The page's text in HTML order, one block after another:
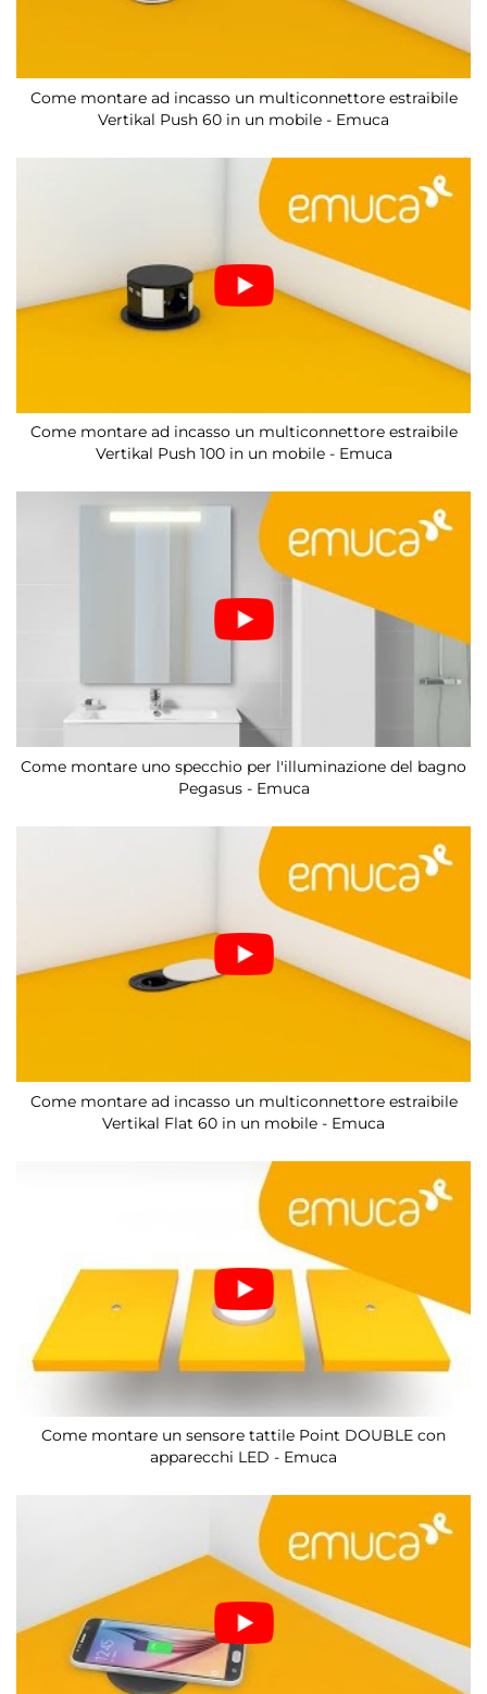
Come montare ad incasso un multiconnettore estraibile
Vertikal Push 60 in un mobile - Emuca
Come montare ad incasso un multiconnettore estraibile
Vertikal Push 100 in un mobile - Emuca
Come montare uno specchio per l'illuminazione del bagno
Pegasus - Emuca
Come montare ad incasso un multiconnettore estraibile
Vertikal Flat 60 in un mobile - Emuca
Come montare un sensore tattile Point DOUBLE con
apparecchi LED - Emuca